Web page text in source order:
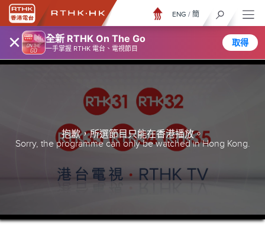
× 全新 RTHK On The Go
一手掌握 RTHK 電台、電視節目
取得
ENG / 簡
抱歉，所選節目只能在香港播放。
Sorry, the programme can only be watched in Hong Kong.